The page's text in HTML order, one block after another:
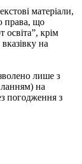
матеріали,
права, що
освіта”, крім
на
лише з
на
погодження з